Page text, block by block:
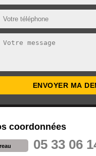
coordonnées
05 33 06